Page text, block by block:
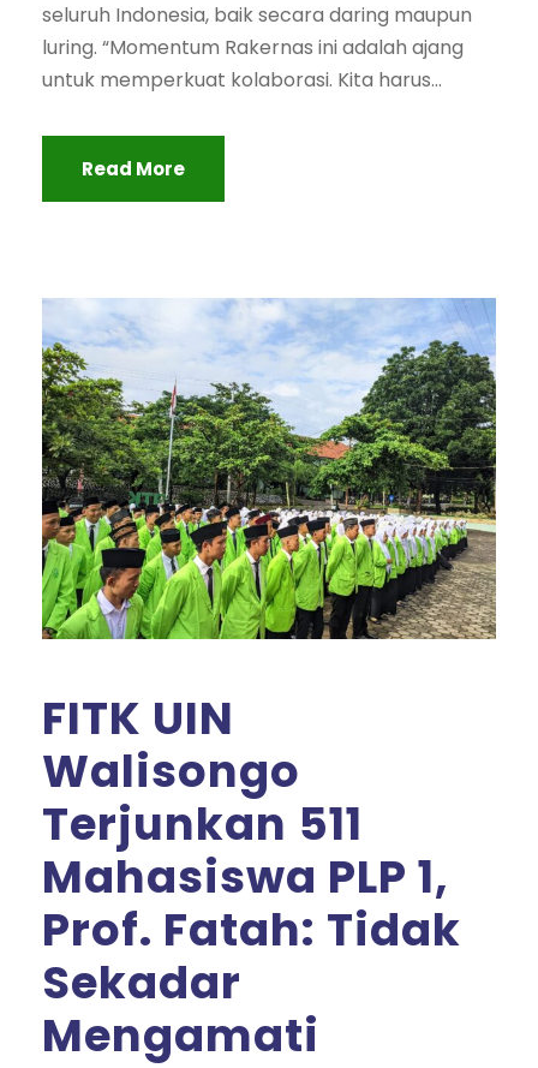
seluruh Indonesia, baik secara daring maupun
luring. “Momentum Rakernas ini adalah ajang
untuk memperkuat kolaborasi. Kita harus...
Read More
FITK UIN
Walisongo
Terjunkan 511
Mahasiswa PLP 1,
Prof. Fatah: Tidak
Sekadar
Mengamati